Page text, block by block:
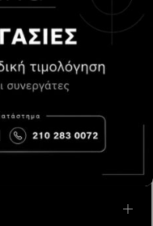
15232, Χαλάνδρι